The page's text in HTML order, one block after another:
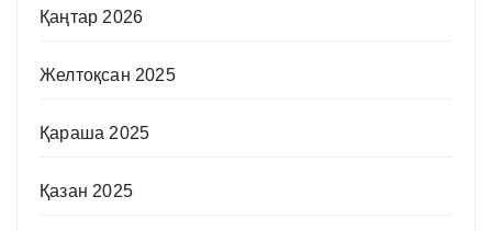
Қаңтар 2026
Желтоқсан 2025
Қараша 2025
Қазан 2025